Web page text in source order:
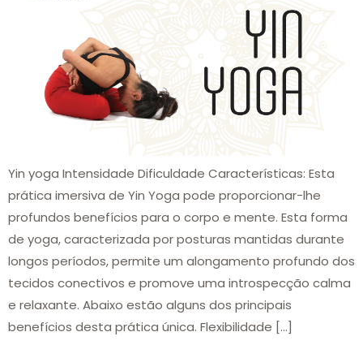
Yin yoga Intensidade Dificuldade Características: Esta
prática imersiva de Yin Yoga pode proporcionar-lhe
profundos benefícios para o corpo e mente. Esta forma
de yoga, caracterizada por posturas mantidas durante
longos períodos, permite um alongamento profundo dos
tecidos conectivos e promove uma introspecção calma
e relaxante. Abaixo estão alguns dos principais
benefícios desta prática única. Flexibilidade […]